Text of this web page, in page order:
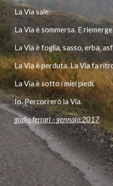
La Via sale.
La Via è sommersa. E
La Via è foglia, sasso, erba,
La Via è perduta. La Via fa
La Via è sotto i miei piedi.
Io. Percorrerò la Via.
giulio ferrari - gennaio.2017